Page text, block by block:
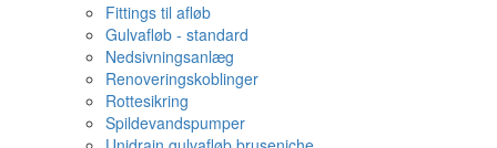
Fittings til afløb
Gulvafløb - standard
Nedsivningsanlæg
Renoveringskoblinger
Rottesikring
Spildevandspumper